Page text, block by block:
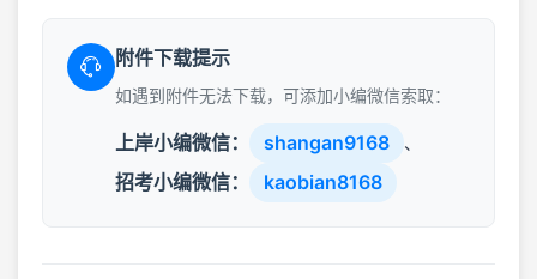
附件下载提示
如遇到附件无法下载，可添加小编微信索取：
上岸小编微信： shangan9168 、
招考小编微信： kaobian8168